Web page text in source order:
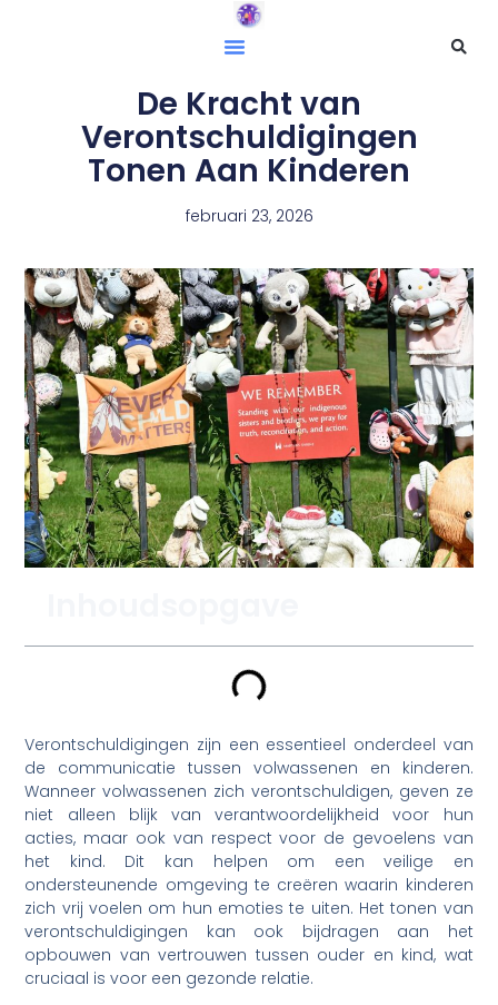
De Kracht van
Verontschuldigingen
Tonen Aan Kinderen
februari 23, 2026
Verontschuldigingen zijn een essentieel onderdeel van
de communicatie tussen volwassenen en kinderen.
Wanneer volwassenen zich verontschuldigen, geven ze
niet alleen blijk van verantwoordelijkheid voor hun
acties, maar ook van respect voor de gevoelens van
het kind. Dit kan helpen om een veilige en
ondersteunende omgeving te creëren waarin kinderen
zich vrij voelen om hun emoties te uiten. Het tonen van
verontschuldigingen kan ook bijdragen aan het
opbouwen van vertrouwen tussen ouder en kind, wat
cruciaal is voor een gezonde relatie.